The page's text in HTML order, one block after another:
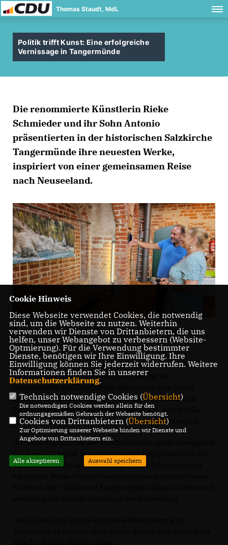
Thomas Staudt, MdL
Politik trifft Kunst: Eine erfolgreiche
Vernissage in Tangermünde
Die renommierte Künstlerin Rieke
Schmieder und ihr Sohn Antonio
präsentierten in der historischen Salzkirche
Tangermünde ihre neuesten Werke,
inspiriert von einer gemeinsamen Reise
nach Neuseeland.
Betrachtung des Fotos "Okarito" von Antonio Günther.
Rieke Schmieder ließ sich in ihrer Malerei von der
faszinierenden Schönheit und Komplexität der
neuseeländischen Landschaft inspirieren. Ihre Bilder
spiegeln die harmonische Verbindung von Farben und
Formen wider und laden die Betrachter ein, sich mit der
natürlichen Welt auf neue Weise auseinanderzusetzen.
Ihr Sohn Antonio, der leidenschaftlich fotografiert, ergänzte
die Ausstellung mit beeindruckenden Fotografien, die die
atemberaubende Landschaft und Tierwelt Neuseelands
Cookie Hinweis
Diese Webseite verwendet Cookies, die notwendig
sind, um die Webseite zu nutzen. Weiterhin
verwenden wir Dienste von Drittanbietern, die uns
helfen, unser Webangebot zu verbessern (Website-
Optmierung). Für die Verwendung bestimmter
Dienste, benötigen wir Ihre Einwilligung. Ihre
Einwilligung können Sie jederzeit widerrufen. Weitere
Informationen finden Sie in unserer
Datenschutzerklärung.
Technisch notwendige Cookies (Übersicht)
Die notwendigen Cookies werden allein für den
ordnungsgemäßen Gebrauch der Webseite benötigt.
Cookies von Drittanbietern (Übersicht)
Zur Optimierung unserer Webseite binden wir Dienste und
Angebote von Drittanbietern ein.
Alle akzeptieren Auswahl speichern